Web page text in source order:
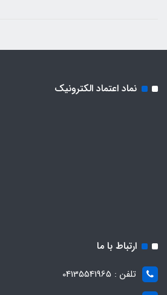
نماد اعتماد الکترونیک
ارتباط با ما
تلفن : 04135541965